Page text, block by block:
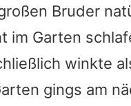
Bruder
im Garten
winkte
gings am